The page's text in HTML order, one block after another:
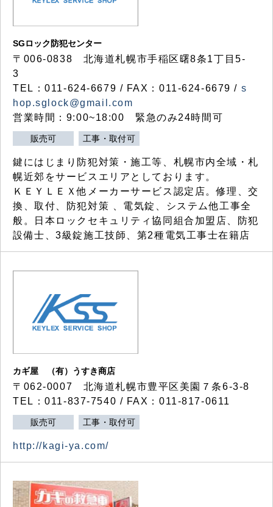
SGロック防犯センター
〒006-0838 北海道札幌市手稲区曙8条1丁目5-
3
TEL：011-624-6679 / FAX：011-624-6679 / s
hop.sglock@gmail.com
営業時間：9:00~18:00 緊急のみ24時間可
販売可 工事・取付可
鍵にはじまり防犯対策・施工等、札幌市内全域・札
幌近郊をサービスエリアとしております。
ＫＥＹＬＥＸ他メーカーサービス認定店。修理、交
換、取付、防犯対策 、電気錠、システム他工事全
般。日本ロックセキュリティ協同組合加盟店、防犯
設備士、3級錠施工技師、第2種電気工事士在籍店
カギ屋 （有）うすき商店
〒062-0007 北海道札幌市豊平区美園７条6-3-8
TEL：011-837-7540 / FAX：011-817-0611
販売可 工事・取付可
http://kagi-ya.com/